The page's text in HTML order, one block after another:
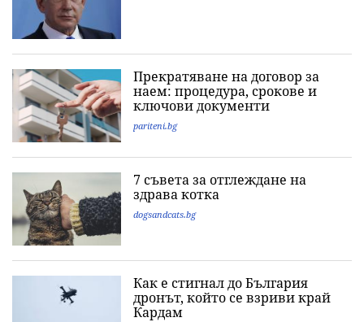
Прекратяване на договор за
наем: процедура, срокове и
ключови документи
pariteni.bg
7 съвета за отглеждане на
здрава котка
dogsandcats.bg
Как е стигнал до България
дронът, който се взриви край
Кардам